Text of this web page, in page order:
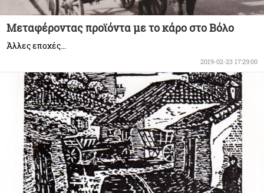
Μεταφέροντας προϊόντα με το κάρο στο Βόλο
Άλλες εποχές...
2019-02-23 17:29:00